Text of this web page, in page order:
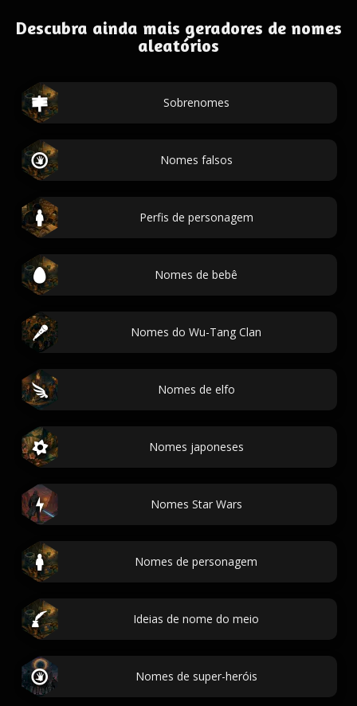
Descubra ainda mais geradores de nomes
aleatórios
Sobrenomes
Nomes falsos
Perfis de personagem
Nomes de bebê
Nomes do Wu-Tang Clan
Nomes de elfo
Nomes japoneses
Nomes Star Wars
Nomes de personagem
Ideias de nome do meio
Nomes de super-heróis